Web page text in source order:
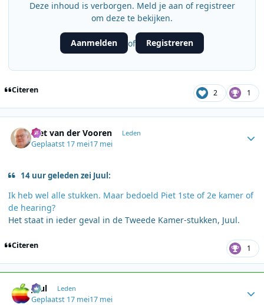
Deze inhoud is verborgen. Meld je aan of registreer
om deze te bekijken.
Aanmelden of Registreren
Citeren 2 1
Piet van der Vooren Leden
Geplaatst 17 mei17 mei
14 uur geleden zei Juul:
Ik heb wel alle stukken. Maar bedoeld Piet 1ste of 2e kamer of
de hearing?
Het staat in ieder geval in de Tweede Kamer-stukken, Juul.
Citeren 1
Juul Leden
Geplaatst 17 mei17 mei